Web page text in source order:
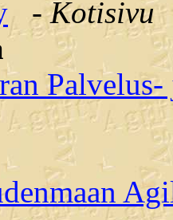
-Kotisivu